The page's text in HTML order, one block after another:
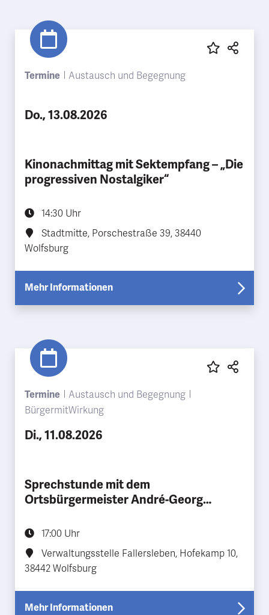
Termine Austausch und Begegnung
Do., 13.08.2026
Kinonachmittag mit Sektempfang – „Die
progressiven Nostalgiker“
14:30 Uhr
Stadtmitte, Porschestraße 39, 38440
Wolfsburg
Mehr Informationen
Termine
Austausch und Begegnung
BürgermitWirkung
Di., 11.08.2026
Sprechstunde mit dem
Ortsbürgermeister André-Georg
17:00 Uhr
Verwaltungsstelle Fallersleben, Hofekamp 10,
38442 Wolfsburg
Mehr Informationen